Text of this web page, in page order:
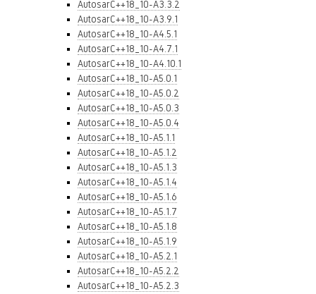
AutosarC++18_10-A3.3.2
AutosarC++18_10-A3.9.1
AutosarC++18_10-A4.5.1
AutosarC++18_10-A4.7.1
AutosarC++18_10-A4.10.1
AutosarC++18_10-A5.0.1
AutosarC++18_10-A5.0.2
AutosarC++18_10-A5.0.3
AutosarC++18_10-A5.0.4
AutosarC++18_10-A5.1.1
AutosarC++18_10-A5.1.2
AutosarC++18_10-A5.1.3
AutosarC++18_10-A5.1.4
AutosarC++18_10-A5.1.6
AutosarC++18_10-A5.1.7
AutosarC++18_10-A5.1.8
AutosarC++18_10-A5.1.9
AutosarC++18_10-A5.2.1
AutosarC++18_10-A5.2.2
AutosarC++18_10-A5.2.3